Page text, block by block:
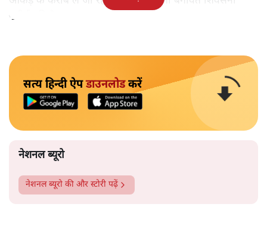
यूबीटी की है।
सत्य हिन्दी ऐपडाउनलोडकरें
नेशनल ब्यूरो
नेशनल ब्यूरो की और स्टोरी पढ़ें